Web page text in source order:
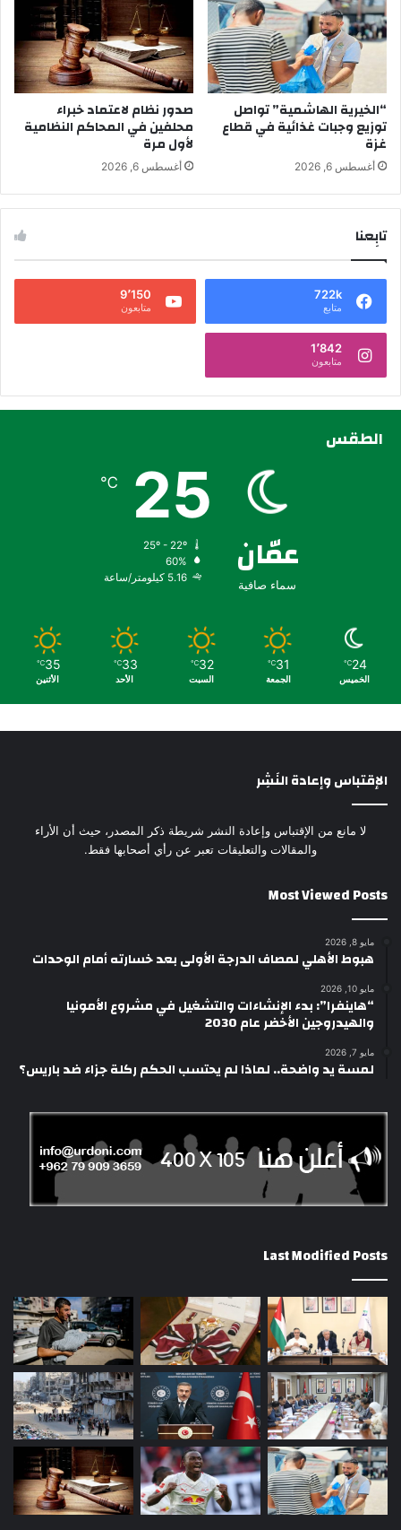
“الخيرية الهاشمية” تواصل
توزيع وجبات غذائية في قطاع
غزة
أغسطس 6, 2026
صدور نظام لاعتماد خبراء
محلفين في المحاكم النظامية
لأول مرة
أغسطس 6, 2026
تابِعنا
722k
متابع
9٬150
متابعون
1٬842
متابعون
الطقس
عمّان
سماء صافية
25
℃
60%
5.16 كيلومتر/ساعة
24
℃
الخميس
31
℃
الجمعة
32
℃
السبت
33
℃
الأحد
35
℃
الأثنين
الإقتباس وإعادة النَشِر
لا مانع من الإقتباس وإعادة النشر شريطة ذكر المصدر، حيث أن الأراء
والمقالات والتعليقات تعبر عن رأي أصحابها فقط.
Most Viewed Posts
مايو 8, 2026
هبوط الأهلي لمصاف الدرجة الأولى بعد خسارته أمام الوحدات
مايو 10, 2026
“هاينفرا”: بدء الإنشاءات والتشغيل في مشروع الأمونيا
والهيدروجين الأخضر عام 2030
مايو 7, 2026
لمسة يد واضحة.. لماذا لم يحتسب الحكم ركلة جزاء ضد باريس؟
Last Modified Posts